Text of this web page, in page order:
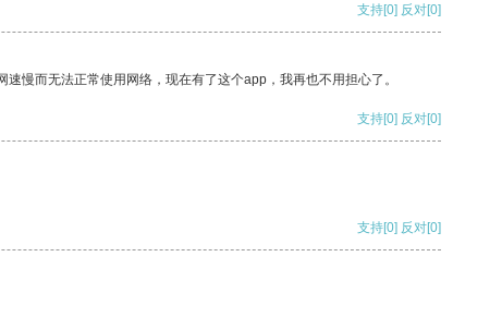
支持[0] 反对[0]
慢而无法正常使用网络，现在有了这个app，我再也不用担心了。
支持[0] 反对[0]
支持[0] 反对[0]